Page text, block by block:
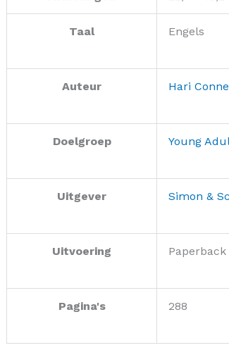
Taal Engels
Auteur Hari
Doelgroep Young
Uitgever Simon &
Uitvoering Paperback
Pagina's 288